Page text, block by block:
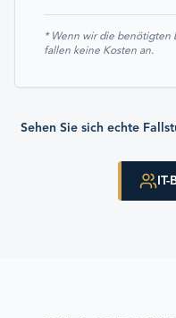
* Wenn wir die benötigten
fallen keine Kosten an.
Sehen Sie sich echte